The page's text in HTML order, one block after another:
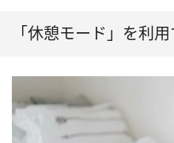
「休憩モード」を利